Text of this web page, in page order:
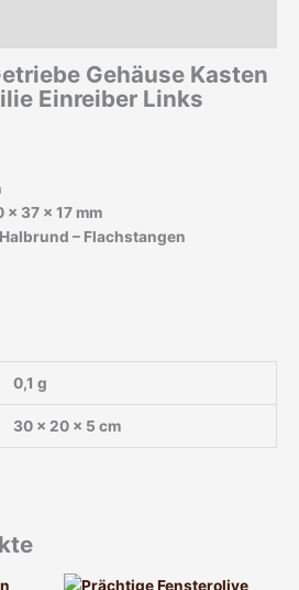
Gehäuse Kasten
Einreiber Links
x 37 x 17 mm
– Flachstangen
0,1 g
30 × 20 × 5 cm